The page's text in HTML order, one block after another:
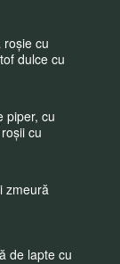
roșie cu
dulce cu
piper, cu
cu
zmeură
de lapte cu